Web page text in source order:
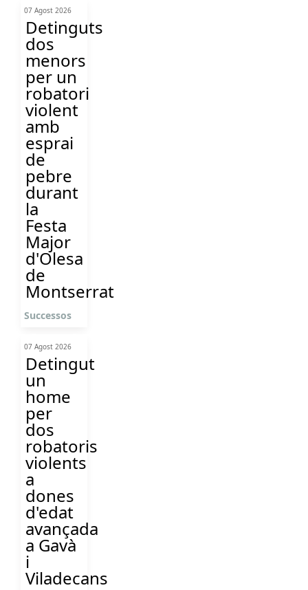
07 Agost 2026
Detinguts
dos
menors
per un
robatori
violent
amb
esprai
de
pebre
durant
la
Festa
Major
d'Olesa
de
Montserrat
Successos
07 Agost 2026
Detingut
un
home
per
dos
robatoris
violents
a
dones
d'edat
avançada
a Gavà
i
Viladecans